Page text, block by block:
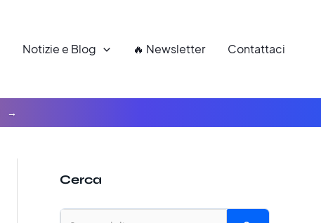
Notizie e Blog 🔥 Newsletter Contattaci
Cerca